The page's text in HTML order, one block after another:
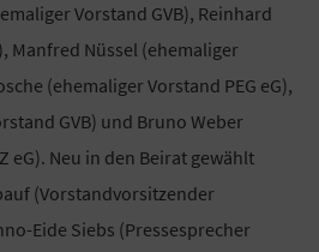
Vorstand GVB), Reinhard
Manfred Nüssel (ehemaliger
(ehemaliger Vorstand PEG eG),
GVB) und Bruno Weber
eG). Neu in den Beirat gewählt
(Vorstandvorsitzender
Eide Siebs (Pressesprecher